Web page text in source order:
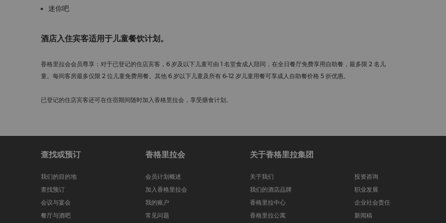
迷你吧
酒店入住宾客适用于儿童餐饮计划。
香格里拉会会员尊享：对于已登记的住店宾客，6 岁及以下儿童可由 1 名堂食成人陪同，在全日餐厅免费享用自助餐，最多限 2 名儿
童。每间客房最多仅限 2 位儿童免费用餐。其他 6 岁以下儿童及所有 6-12 岁儿童用餐可享成人自助餐价格 5 折优惠。
已登记的住店宾客还可在住宿期间随时加入香格里拉会，享受膳食计划。
查找或预订
我们的目的地
查找预订
会议与宴会
餐厅与酒吧
香格里拉会
会员计划概述
加入香格里拉会
我的账户
常见问题
关于香格里拉集团
关于我们
我们的酒店品牌
香格里拉中心
香格里拉公寓
投资咨询
职业发展
企业社会责任
新闻稿